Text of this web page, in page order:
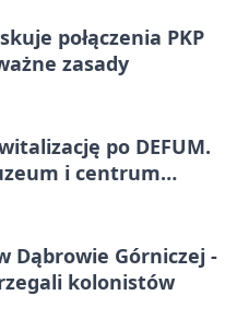
połączenia PKP
zasady
po DEFUM.
i centrum
Dąbrowie Górniczej -
kolonistów